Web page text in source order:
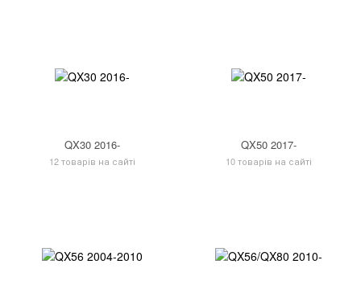
QX30 2016-
12 товарів на сайті
QX50 2017-
10 товарів на сайті